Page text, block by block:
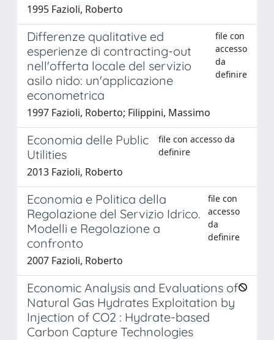
1995 Fazioli, Roberto
Differenze qualitative ed
esperienze di contracting-out
nell'offerta locale del servizio
asilo nido: un'applicazione
econometrica
file con
accesso
da
definire
1997 Fazioli, Roberto; Filippini, Massimo
Economia delle Public
Utilities
file con accesso da
definire
2013 Fazioli, Roberto
Economia e Politica della
Regolazione del Servizio Idrico.
Modelli e Regolazione a
confronto
file con
accesso
da
definire
2007 Fazioli, Roberto
Economic Analysis and Evaluations of
Natural Gas Hydrates Exploitation by
Injection of CO2 : Hydrate-based
Carbon Capture Technologies